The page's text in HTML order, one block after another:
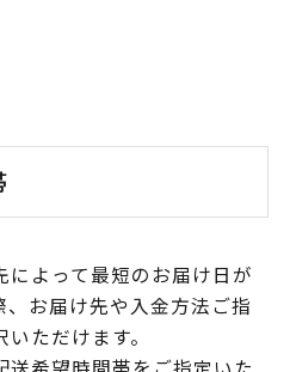
よって最短のお届け日が
お届け先や入金方法ご指
ただけます。